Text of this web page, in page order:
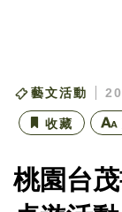
藝文活動
收藏
桃園台